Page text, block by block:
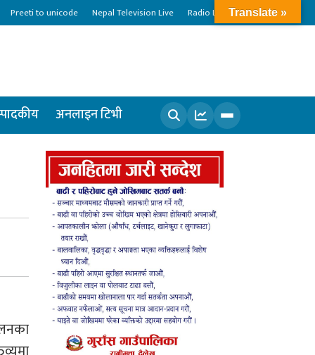
Preeti to unicode Nepal Television Live Radio Live
अनलाइन टिभी
खोज्नुहोस
Translate »